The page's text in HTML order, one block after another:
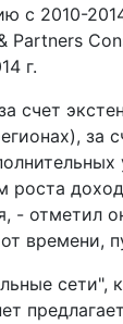
с 2010-
Partners
г.
счет
за
- отметил
времени,
сети",